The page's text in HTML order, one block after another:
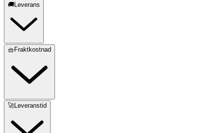
🚚Leverans
🧺Fraktkostnad
🚀Leveranstid